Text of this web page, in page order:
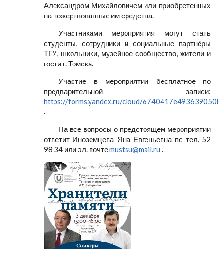
Александром Михайловичем или приобретенных
на пожертвованные им средства.
Участниками мероприятия могут стать
студенты, сотрудники и социальные партнёры
ТГУ, школьники, музейное сообщество, жители и
гости г. Томска.
Участие в мероприятии бесплатное по
предварительной записи:
https://forms.yandex.ru/cloud/
.
На все вопросы о предстоящем мероприятии
ответит Иноземцева Яна Евгеньевна по тел. 52
98 34 или эл. почтеmustsu@mail.ru .